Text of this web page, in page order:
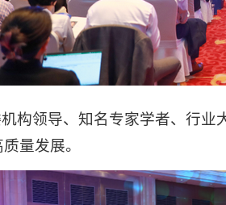
领导、知名专家学者、行业
量发展。